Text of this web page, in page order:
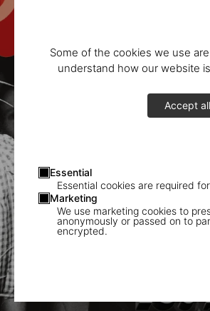
Some of the cookies we use
understand how our website
Accept
Essential
Essential cookies are required
Marketing
We use marketing cookies to
anonymously or passed on to
encrypted.